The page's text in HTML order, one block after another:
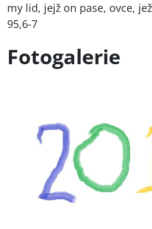
my lid, jejž on pase, ovce,
95,6-7
Fotogalerie